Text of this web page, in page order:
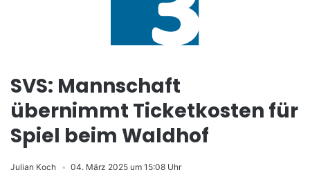
SVS: Mannschaft
übernimmt Ticketkosten für
Spiel beim Waldhof
Julian Koch 04. März 2025 um 15:08 Uhr